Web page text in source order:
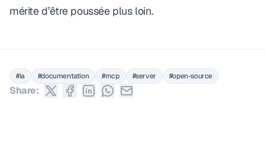
mérite d’être poussée plus loin.
#ia #documentation #mcp #server #open-source
Share: